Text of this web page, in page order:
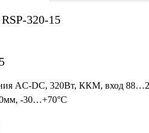
320-15
AC-DC, 320Вт, ККМ, вход
-30…+70°С